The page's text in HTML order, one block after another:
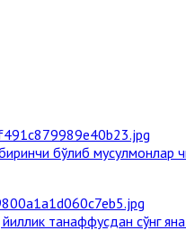
бўлиб мусулмонлар
танаффусдан сўнг